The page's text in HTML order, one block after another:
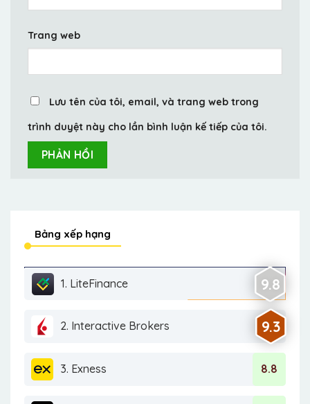
Trang web
Lưu tên của tôi, email, và trang web trong
trình duyệt này cho lần bình luận kế tiếp của tôi.
Bảng xếp hạng
1. LiteFinance 9.8
2. Interactive Brokers 9.3
3. Exness 8.8